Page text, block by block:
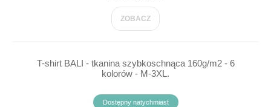
ZOBACZ
T-shirt BALI - tkanina szybkoschnąca 160g/m2 - 6
kolorów - M-3XL.
Dostępny natychmiast